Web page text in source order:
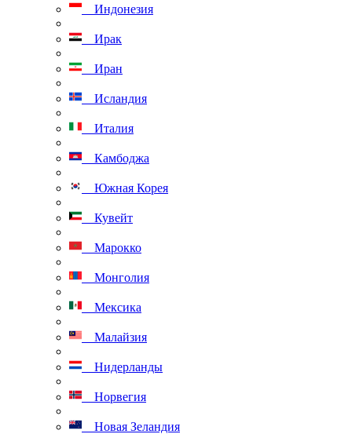
Индонезия
Ирак
Иран
Исландия
Италия
Камбоджа
Южная Корея
Кувейт
Марокко
Монголия
Мексика
Малайзия
Нидерланды
Норвегия
Новая Зеландия